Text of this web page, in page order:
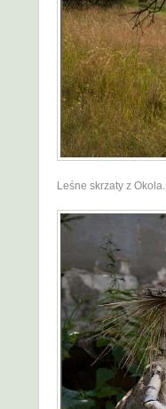
Leśne skrzaty z Okola.